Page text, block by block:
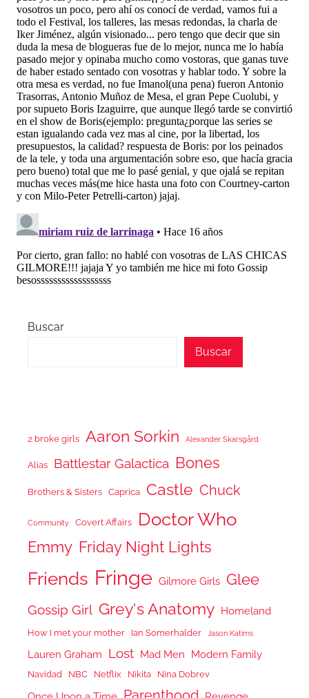
Buscar
Buscar
2 broke girls Aaron Sorkin Alexander Skarsgård
Alias Battlestar Galactica Bones
Brothers & Sisters Caprica Castle Chuck
Community Covert Affairs Doctor Who
Emmy Friday Night Lights
Friends Fringe Gilmore Girls Glee
Gossip Girl Grey's Anatomy Homeland
How I met your mother Ian Somerhalder Jason Katims
Lauren Graham Lost Mad Men Modern Family
Navidad NBC Netflix Nikita Nina Dobrev